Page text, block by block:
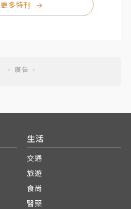
更多特刊 →
生活
交通
旅遊
食尚
醫藥